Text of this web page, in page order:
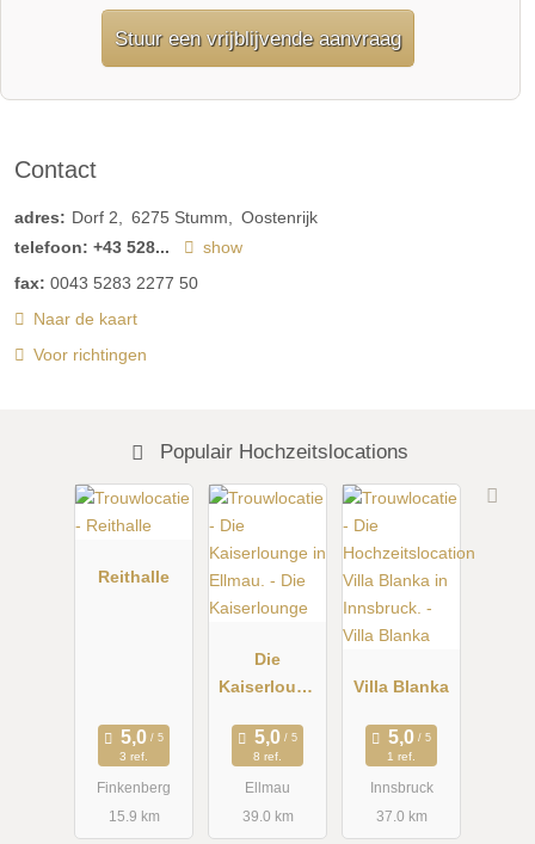
Stuur een vrijblijvende aanvraag
Contact
adres: Dorf 2 6275 Stumm
Oostenrijk
telefoon: +43 528...
show
fax: 0043 5283 2277 50
Naar de kaart
Voor richtingen
Populair Hochzeitslocations
Reithalle
3 ref.
Finkenberg
15.9 km
Die
Kaiserloung
8 ref.
Ellmau
39.0 km
Villa Blanka
1 ref.
Innsbruck
37.0 km